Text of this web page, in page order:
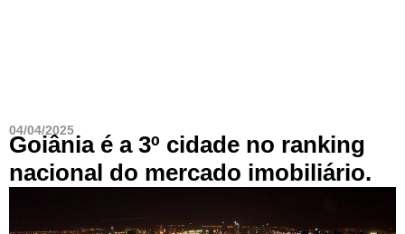
04/04/2025
Goiânia é a 3º cidade no ranking
nacional do mercado imobiliário.